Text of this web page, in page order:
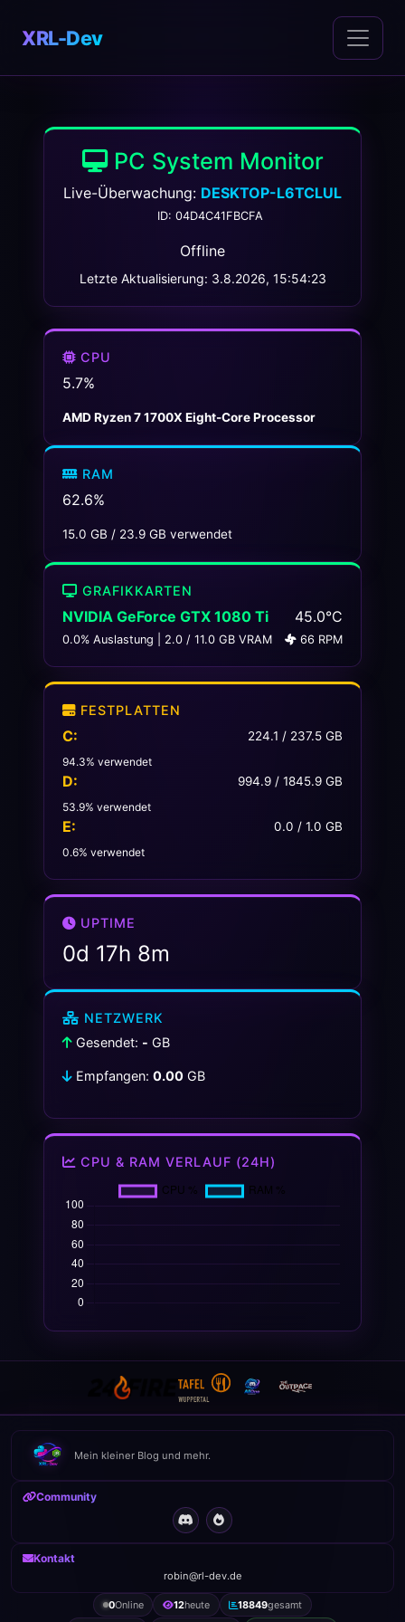
XRL-Dev
PC System Monitor
Live-Überwachung: DESKTOP-L6TCLUL
ID: 04D4C41FBCFA
Offline
Letzte Aktualisierung: 3.8.2026, 15:54:23
CPU
5.7%
AMD Ryzen 7 1700X Eight-Core Processor
RAM
62.6%
15.0 GB / 23.9 GB verwendet
GRAFIKKARTEN
NVIDIA GeForce GTX 1080 Ti
0.0% Auslastung | 2.0 / 11.0 GB VRAM
45.0°C
66 RPM
FESTPLATTEN
C: 224.1 / 237.5 GB
94.3% verwendet
D: 994.9 / 1845.9 GB
53.9% verwendet
E: 0.0 / 1.0 GB
0.6% verwendet
UPTIME
0d 17h 8m
NETZWERK
Gesendet: - GB
Empfangen: 0.00 GB
CPU & RAM VERLAUF (24H)
Mein kleiner Blog und mehr.
Community
Kontakt
robin@rl-dev.de
0Online 12heute 18849gesamt